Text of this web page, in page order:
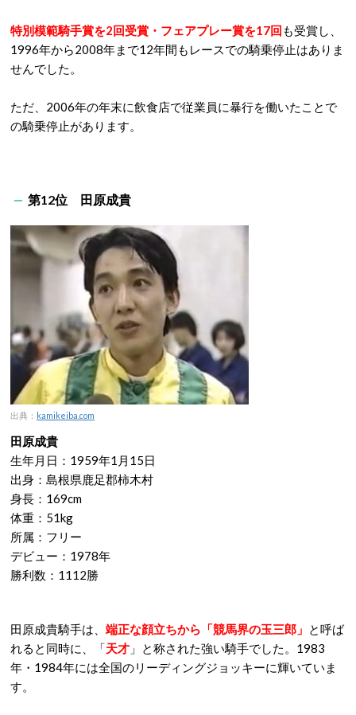
特別模範騎手賞を2回受賞・フェアプレー賞を17回も受賞し、
1996年から2008年まで12年間もレースでの騎乗停止はありま
せんでした。
ただ、2006年の年末に飲食店で従業員に暴行を働いたことで
の騎乗停止があります。
第12位 田原成貴
出典： kamikeiba.com
田原成貴
生年月日：1959年1月15日
出身：島根県鹿足郡柿木村
身長：169cm
体重：51kg
所属：フリー
デビュー：1978年
勝利数：1112勝
田原成貴騎手は、 端正な顔立ちから「競馬界の玉三郎」 と呼ば
れると同時に、「天才 」と称された強い騎手でした。1983
年・1984年には全国のリーディングジョッキーに輝いていま
す。